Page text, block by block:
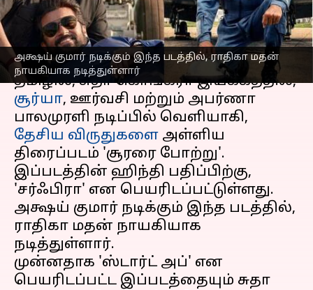
அக்ஷய் குமார் நடிக்கும் இந்த படத்தில், ராதிகா மதன்
நாயகியாக நடித்துள்ளார்
எழுதியவர் Venkatalakshmi V Feb 13, 2024 03:17 pm
செய்தி முன்னோட்டம்
தமிழில், சுதா கொங்கரா இயக்கத்தில்,
சூர்யா, ஊர்வசி மற்றும் அபர்ணா
பாலமுரளி நடிப்பில் வெளியாகி,
தேசிய விருதுகளை அள்ளிய
திரைப்படம் 'சூரரை போற்று'.
இப்படத்தின் ஹிந்தி பதிப்பிற்கு,
'சர்ஃபிரா' என பெயரிடப்பட்டுள்ளது.
அக்ஷய் குமார் நடிக்கும் இந்த படத்தில்,
ராதிகா மதன் நாயகியாக
நடித்துள்ளார்.
முன்னதாக 'ஸ்டார்ட் அப்' என
பெயரிடப்பட்ட இப்படத்தையும் சுதா